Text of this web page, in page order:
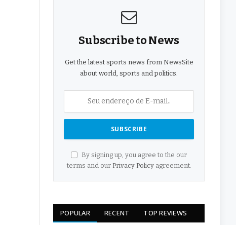
Subscribe to News
Get the latest sports news from NewsSite
about world, sports and politics.
By signing up, you agree to the our
terms and our Privacy Policyagreement.
POPULAR RECENT TOP REVIEWS